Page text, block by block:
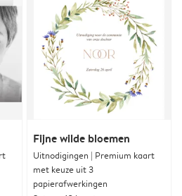
Fijne wilde bloemen
Uitnodigingen | Premium kaart
met keuze uit 3
papierafwerkingen